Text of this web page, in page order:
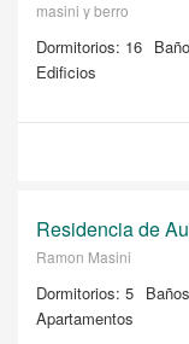
masini y berro
Dormitorios: 16
Edificios
Ramon Masini
Dormitorios: 5
Apartamentos